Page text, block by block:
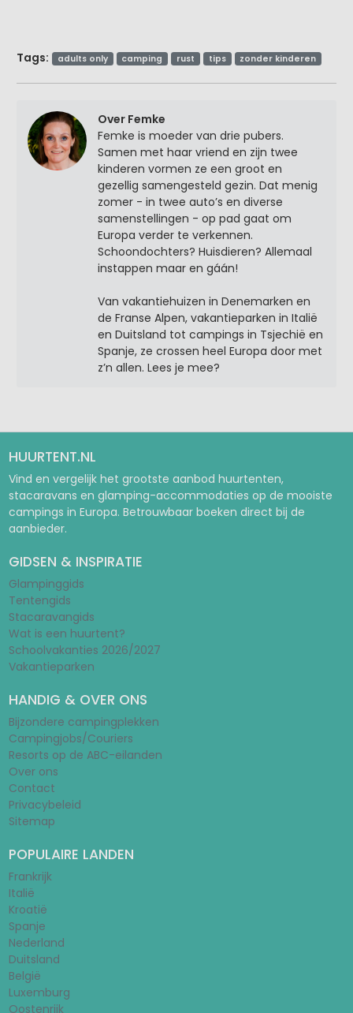
Tags: adults only camping rust tips zonder kinderen
Over Femke
Femke is moeder van drie pubers.
Samen met haar vriend en zijn twee
kinderen vormen ze een groot en
gezellig samengesteld gezin. Dat menig
zomer - in twee auto’s en diverse
samenstellingen - op pad gaat om
Europa verder te verkennen.
Schoondochters? Huisdieren? Allemaal
instappen maar en gáán!
Van vakantiehuizen in Denemarken en
de Franse Alpen, vakantieparken in Italië
en Duitsland tot campings in Tsjechië en
Spanje, ze crossen heel Europa door met
z’n allen. Lees je mee?
HUURTENT.NL
Vind en vergelijk het grootste aanbod huurtenten,
stacaravans en glamping-accommodaties op de mooiste
campings in Europa. Betrouwbaar boeken direct bij de
aanbieder.
GIDSEN & INSPIRATIE
Glampinggids
Tentengids
Stacaravangids
Wat is een huurtent?
Schoolvakanties 2026/2027
Vakantieparken
HANDIG & OVER ONS
Bijzondere campingplekken
Campingjobs/Couriers
Resorts op de ABC-eilanden
Over ons
Contact
Privacybeleid
Sitemap
POPULAIRE LANDEN
Frankrijk
Italië
Kroatië
Spanje
Nederland
Duitsland
België
Luxemburg
Oostenrijk